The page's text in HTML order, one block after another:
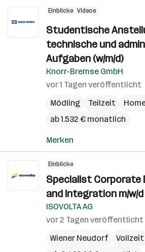
Einblicke Videos
Studentische
technische und
Aufgaben (w/m/d)
Knorr-Bremse GmbH
vor 1 Tagen veröffentlicht
Mödling
Teilzeit
ab 1.532 € monatlich
Merken
Einblicke
Specialist Corporate
and Integration m/w/d
ISOVOLTA AG
vor 2 Tagen veröffentlicht
Wiener Neudorf
Vollzeit